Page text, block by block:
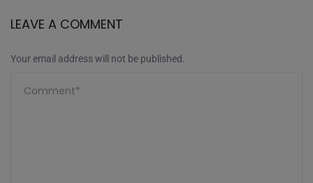
LEAVE A COMMENT
Your email address will not be published.